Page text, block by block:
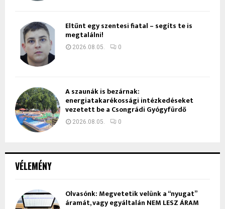
VÉLEMÉNY
Olvasónk: Megvetetik velünk a “nyugat”
áramát, vagy egyáltalán NEM LESZ ÁRAM
Eltűnt egy szentesi fiatal – segíts te is
megtalálni!
2026.08.05. 0
A szaunák is bezárnak:
energiatakarékossági intézkedéseket
vezetett be a Csongrádi Gyógyfürdő
2026.08.05. 0